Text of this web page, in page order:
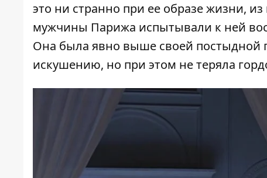
это ни странно при ее образе жизни,
мужчины Парижа испытывали к ней
Она была явно выше своей постыдной
искушению, но при этом не теряла